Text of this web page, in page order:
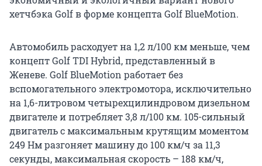
хетчбэка Golf в форме концепта Golf BlueMotion.
Автомобиль расходует на 1,2 л/100 км меньше, чем
концепт Golf TDI Hybrid, представленный в
Женеве. Golf BlueMotion работает без
вспомогательного электромотора, исключительно
на 1,6-литровом четырехцилиндровом дизельном
двигателе и потребляет 3,8 л/100 км. 105-сильный
двигатель с максимальным крутящим моментом
249 Нм разгоняет машину до 100 км/ч за 11,3
секунды, максимальная скорость – 188 км/ч,